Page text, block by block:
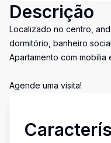
Descrição
Localizado no centro,
dormitório, banheiro
Apartamento com mobilia
Agende uma visita!